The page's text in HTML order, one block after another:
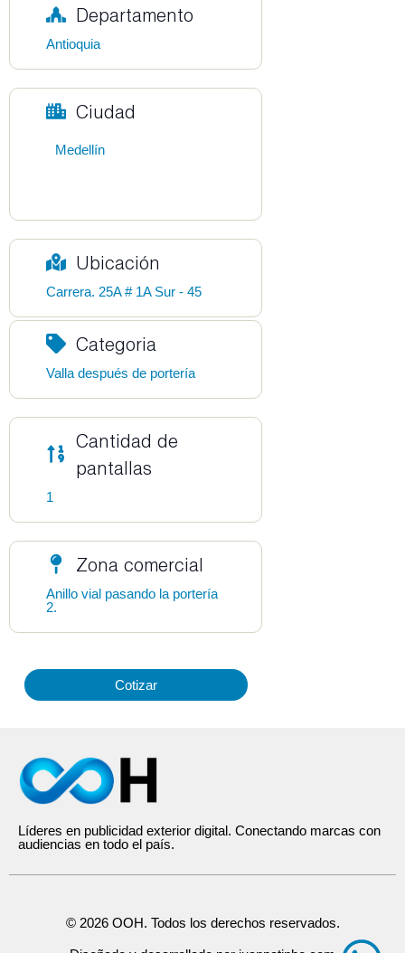
Departamento
Antioquia
Ciudad
Medellín
Ubicación
Carrera. 25A # 1A Sur - 45
Categoria
Valla después de portería
Cantidad de
pantallas
1
Zona comercial
Anillo vial pasando la portería
2.
Cotizar
Líderes en publicidad exterior digital. Conectando marcas con
audiencias en todo el país.
© 2026 OOH. Todos los derechos reservados.